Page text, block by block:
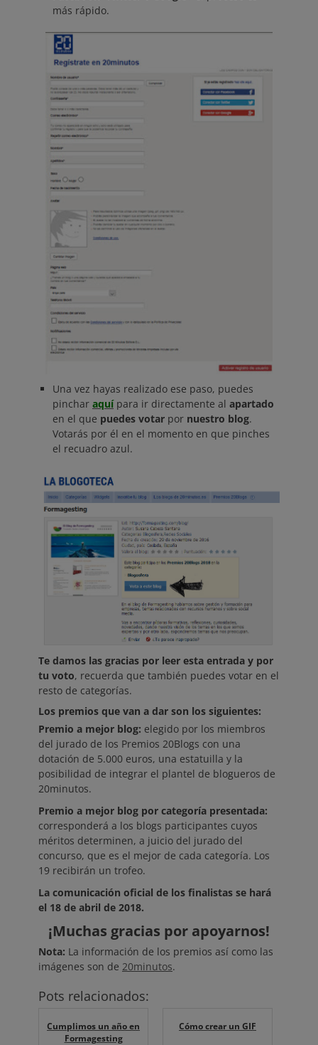
más rápido.
Una vez hayas realizado ese paso, puedes
pinchar aquípara ir directamente al apartado
en el que puedes votar por nuestro blog.
Votarás por él en el momento en que pinches
el recuadro azul.
Te damos las gracias por leer esta entrada y por
tu voto, recuerda que también puedes votar en el
resto de categorías.
Los premios que van a dar son los siguientes:
Premio a mejor blog: elegido por los miembros
del jurado de los Premios 20Blogs con una
dotación de 5.000 euros, una estatuilla y la
posibilidad de integrar el plantel de blogueros de
20minutos.
Premio a mejor blog por categoría presentada:
corresponderá a los blogs participantes cuyos
méritos determinen, a juicio del jurado del
concurso, que es el mejor de cada categoría. Los
19 recibirán un trofeo.
La comunicación oficial de los finalistas se hará
el 18 de abril de 2018.
¡Muchas gracias por apoyarnos!
Nota: La información de los premios así como las
imágenes son de 20minutos.
Pots relacionados:
Cumplimos un año en
Formagesting
Cómo crear un GIF